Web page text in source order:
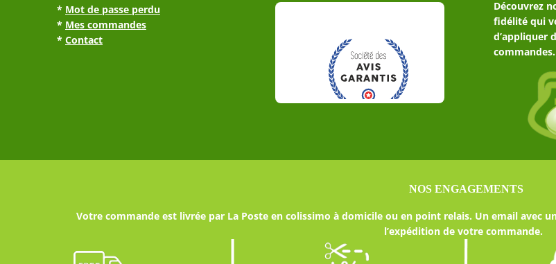
* Mot de passe perdu
* Mes commandes
* Contact
Découvrez
fidélité qui
d’appliquer
commandes.
NOS ENGAGEMENTS
Votre commande est livrée par La Poste en colissimo à domicile ou en point relais. Un email avec
l’expédition de votre commande.